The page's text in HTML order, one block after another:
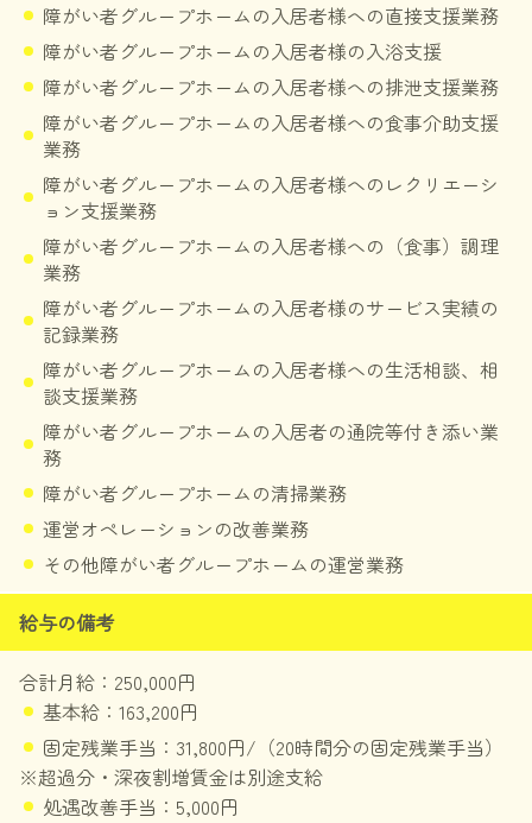
障がい者グループホームの入居者様への直接支援業務
障がい者グループホームの入居者様の入浴支援
障がい者グループホームの入居者様への排泄支援業務
障がい者グループホームの入居者様への食事介助支援
業務
障がい者グループホームの入居者様へのレクリエーシ
ョン支援業務
障がい者グループホームの入居者様への（食事）調理
業務
障がい者グループホームの入居者様のサービス実績の
記録業務
障がい者グループホームの入居者様への生活相談、相
談支援業務
障がい者グループホームの入居者の通院等付き添い業
務
障がい者グループホームの清掃業務
運営オペレーションの改善業務
その他障がい者グループホームの運営業務
給与の備考
合計月給：250,000円
基本給：163,200円
固定残業手当：31,800円/（20時間分の固定残業手当）
※超過分・深夜割増賃金は別途支給
処遇改善手当：5,000円